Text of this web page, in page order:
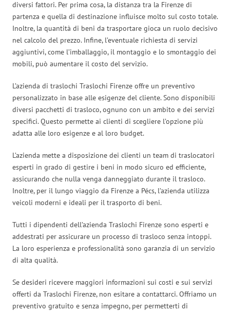
diversi fattori. Per prima cosa, la distanza tra la Firenze di
partenza e quella di destinazione influisce molto sul costo totale.
Inoltre, la quantità di beni da trasportare gioca un ruolo decisivo
nel calcolo del prezzo. Infine, l’eventuale richiesta di servizi
aggiuntivi, come l’imballaggio, il montaggio e lo smontaggio dei
mobili, può aumentare il costo del servizio.
L’azienda di traslochi Traslochi Firenze offre un preventivo
personalizzato in base alle esigenze del cliente. Sono disponibili
diversi pacchetti di trasloco, ognuno con un ambito e dei servizi
specifici. Questo permette ai clienti di scegliere l’opzione più
adatta alle loro esigenze e al loro budget.
L’azienda mette a disposizione dei clienti un team di traslocatori
esperti in grado di gestire i beni in modo sicuro ed efficiente,
assicurando che nulla venga danneggiato durante il trasloco.
Inoltre, per il lungo viaggio da Firenze a Pécs, l’azienda utilizza
veicoli moderni e ideali per il trasporto di beni.
Tutti i dipendenti dell’azienda Traslochi Firenze sono esperti e
addestrati per assicurare un processo di trasloco senza intoppi.
La loro esperienza e professionalità sono garanzia di un servizio
di alta qualità.
Se desideri ricevere maggiori informazioni sui costi e sui servizi
offerti da Traslochi Firenze, non esitare a contattarci. Offriamo un
preventivo gratuito e senza impegno, per permetterti di